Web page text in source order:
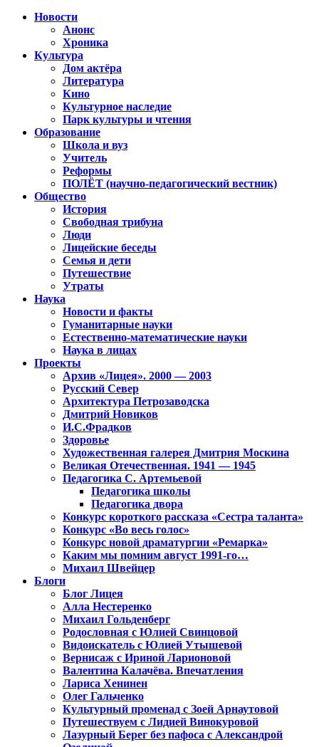
Новости
Анонс
Хроника
Культура
Дом актёра
Литература
Кино
Культурное наследие
Парк культуры и чтения
Образование
Школа и вуз
Учитель
Реформы
ПОЛЁТ (научно-педагогический вестник)
Общество
История
Свободная трибуна
Люди
Лицейские беседы
Семья и дети
Путешествие
Утраты
Наука
Новости и факты
Гуманитарные науки
Естественно-математические науки
Наука в лицах
Проекты
Архив «Лицея». 2000 — 2003
Русский Север
Архитектура Петрозаводска
Дмитрий Новиков
И.С.Фрадков
Здоровье
Художественная галерея Дмитрия Москина
Великая Отечественная. 1941 — 1945
Педагогика С. Артемьевой
Педагогика школы
Педагогика двора
Конкурс короткого рассказа «Сестра таланта»
Конкурс «Во весь голос»
Конкурс новой драматургии «Ремарка»
Каким мы помним август 1991-го…
Михаил Швейцер
Блоги
Блог Лицея
Алла Нестеренко
Михаил Гольденберг
Родословная с Юлией Свинцовой
Видоискатель с Юлией Утышевой
Вернисаж с Ириной Ларионовой
Валентина Калачёва. Впечатления
Лариса Хенинен
Олег Гальченко
Культурный променад с Зоей Арнаутовой
Путешествуем с Лидией Винокуровой
Лазурный Берег без пафоса с Александрой